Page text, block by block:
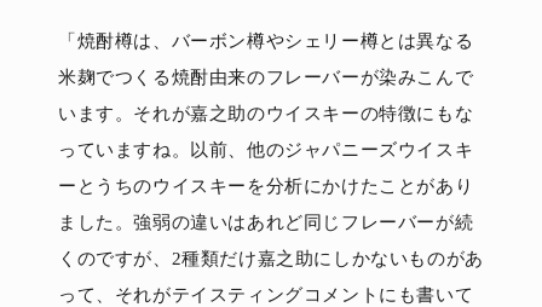
「焼酎樽は、バーボン樽やシェリー樽とは異なる
米麹でつくる焼酎由来のフレーバーが染みこんで
います。それが嘉之助のウイスキーの特徴にもな
っていますね。以前、他のジャパニーズウイスキ
ーとうちのウイスキーを分析にかけたことがあり
ました。強弱の違いはあれど同じフレーバーが続
くのですが、2種類だけ嘉之助にしかないものがあ
って、それがテイスティングコメントにも書いて